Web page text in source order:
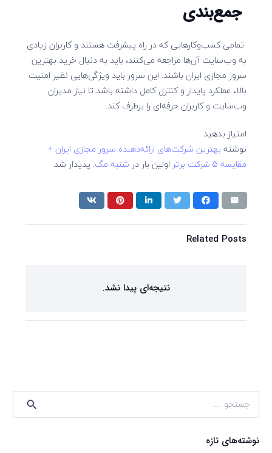
جمع‌بندی
تمامی کسب‌وکارهایی که در راه پیشرفت هستند و کاربران زیادی
به وب‌سایت آن‌ها مراجعه می‌کنند، باید به ‌دنبال خرید بهترین
سرور مجازی ایران باشند. این سرور باید ویژگی‌هایی نظیر امنیت
بالا، عملکرد پایدار و کنترل کامل داشته باشد تا نیاز مدیران
وب‌سایت و کاربران حرفه‌ای را برطرف کند.
امتیاز بدهید
نوشته بهترین شرکت‌های ارائه‌دهنده سرور مجازی ایران +
مقایسه 5 شرکت برتر
اولین بار در شنبه مگ. پدیدار شد.
Related Posts
نتیجه‌ای پیدا نشد.
برای:
نوشته‌های تازه